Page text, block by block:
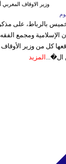
وزير الاوقاف المغربي
بالرباط، على
الإسلامية ومجمع
كل من وزير
ال�... المزيد